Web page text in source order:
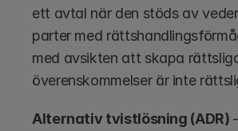
ett avtal när den stöds av
parter med
med avsikten att skapa
överenskommelser är inte
Alternativ tvistlösning (ADR)